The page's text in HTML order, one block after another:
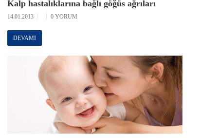
Kalp hastalıklarına bağlı göğüs ağrıları
14.01.2013 0 YORUM
DEVAMI